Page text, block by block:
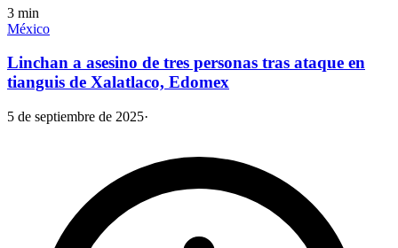
3 min
México
Linchan a asesino de tres personas tras ataque en
tianguis de Xalatlaco, Edomex
5 de septiembre de 2025·